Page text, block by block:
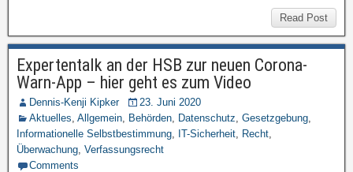
Read Post
Expertentalk an der HSB zur neuen Corona-
Warn-App – hier geht es zum Video
Dennis-Kenji Kipker
23. Juni 2020
Aktuelles, Allgemein, Behörden, Datenschutz, Gesetzgebung,
Informationelle Selbstbestimmung, IT-Sicherheit, Recht,
Überwachung, Verfassungsrecht
Comments